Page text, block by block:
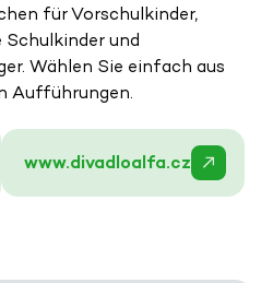
für Vorschulkinder,
und
Wählen Sie einfach aus
Aufführungen.
www.divadloalfa.cz